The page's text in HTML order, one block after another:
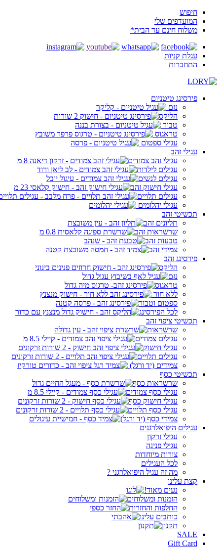
חיפוש
המועדפים שלי
משלוח חינם עד הבית*
עגלת קניות
התחברות
פירסינג טיטניום
נזם
הליקס
טבור
טראגוס
עגילי ספטום
עגילי זהב
עגילי זהב צמודים
עגילים לילדות
עגילים לנשים
עגילי חישוק זהב
עגילים תלויים
עגילי יהלומים
תכשיטי זהב
תליונים זהב
שרשראות זהב
טבעות זהב
צמידי זהב
פירסינג זהב
הליקס
נזם
טראגוס
ללא חור
ספטום וטבור
לכל הפירסינג
תכשיטי ציפוי זהב
שרשראות
עגילים צמודים
עגילי חישוק
עגילים תלויים
צמידים (יד ורגל)
תכשיטי כסף
שרשראות כסף
עגילי כסף צמודים
עגילי חישוק כסף
עגילי כסף תלויים
צמידי כסף (יד ורגל)
עגילים היפואלרגנים
עגילי זרקון
עגילי פנינה
צורות מיוחדות
לכל העגילים
מה זה עגיל היפואלרגני ?
קצת עלינו
נעים מאוד!
הזמנות ומשלוחים
החלפות והחזרות
כותבים עלינו
תקנון
SALE
Gift Card